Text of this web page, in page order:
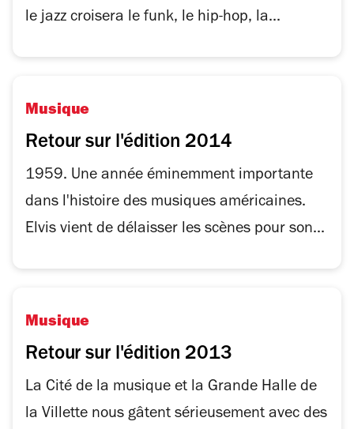
le jazz croisera le funk, le hip-hop, la...
Musique
Retour sur l'édition 2014
1959. Une année éminemment importante
dans l'histoire des musiques américaines.
Elvis vient de délaisser les scènes pour son...
Musique
Retour sur l'édition 2013
La Cité de la musique et la Grande Halle de
la Villette nous gâtent sérieusement avec des